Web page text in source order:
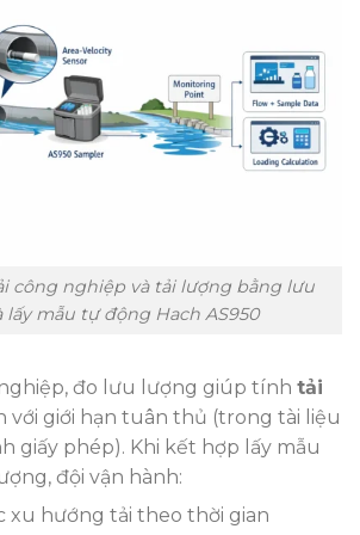
công nghiệp và tải lượng bằng lưu
lấy mẫu tự động Hach AS950
đo lưu lượng giúp tính tải
với giới hạn tuân thủ (trong tài liệu
giấy phép). Khi kết hợp lấy mẫu
đội vận hành:
xu hướng tải theo thời gian